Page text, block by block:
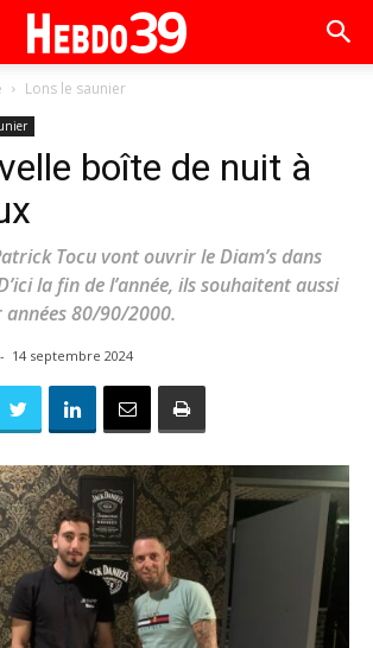
Lons le saunier
boîte de nuit à
Tocu vont ouvrir le Diam’s dans
la fin de l’année, ils souhaitent aussi
80/90/2000.
- 14 septembre 2024